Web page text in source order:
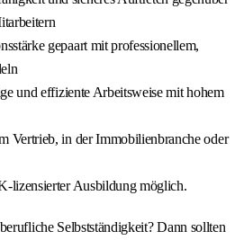
gepaart mit professionellem,
und effiziente Arbeitsweise mit hohem
Vertrieb, in der Immobilienbranche oder
lizensierter Ausbildung möglich.
Selbstständigkeit? Dann sollten